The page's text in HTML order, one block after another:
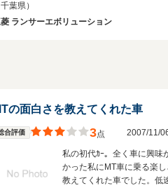
も先にも家族が運転したの
千葉県）
ランサーエボリューション
の面白さを教えてくれた車
合評価 3点 2007/11/
私の初代ｶｰ。全く車に興味
かった私にMT車に乗る楽し
教えてくれた車でした。低